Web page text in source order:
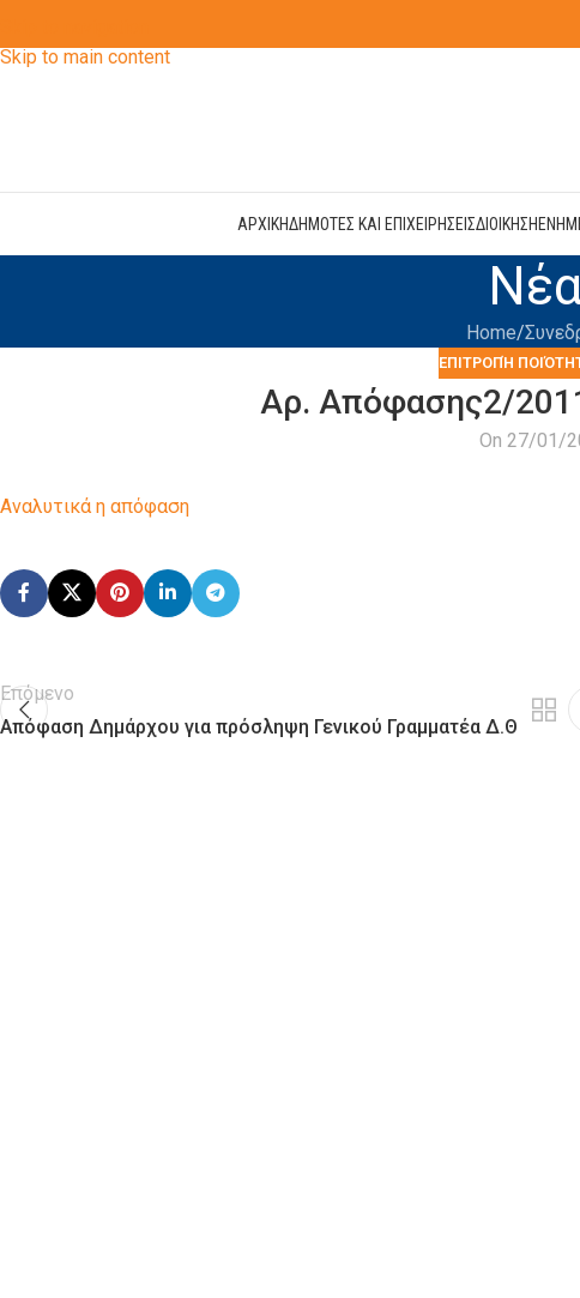
Skip to main content
ΑΡΧΙΚΗΔΗΜΟΤΕΣ ΚΑΙ ΕΠΙΧΕΙΡΗΣΕΙΣΔΙΟΙΚΗΣΗ
Home
ΕΠΙΤΡΟΠΉ
Αρ. Απόφασης2/
On 27/01/
Αναλυτικά η απόφαση
Επόμενο
Απόφαση Δημάρχου για πρόσληψη Γενικού Γραμματέα Δ.Θ